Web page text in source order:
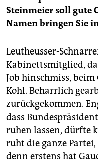
Steinmeier soll gute
Namen bringen Sie
Leutheusser-
Kabinettsmitglied,
Job hinschmiss,
Kohl. Beharrlich
zurückgekommen.
dass
ruhen lassen, dürfte
ruht die ganze Partei,
denn erstens hat